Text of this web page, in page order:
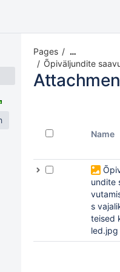
Pages …
Õpiväljundite
Name
undite
s
teised
led.jpg